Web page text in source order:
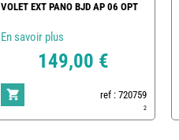
VOLET EXT PANO BJD AP 06 OPT
En savoir plus
149,00 €
ref : 720759
2